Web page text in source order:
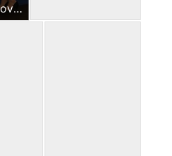
018 Miša Kravcev, Jovana Kravcev – Guarnerius